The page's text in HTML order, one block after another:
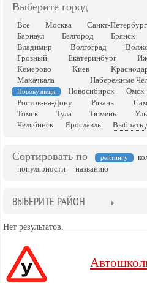
Выберите город
Все Москва Санкт-Петербург
Барнаул
Белгород Брянск
Владимир
Волгоград
Грозный
Екатеринбург
Кемерово
Киев
Махачкала
Набережные
Новокузнецк Новосибирск Омск
Ростов-на-Дону
Рязань
Томск
Тула Тюмень
Челябинск
Ярославль Выбрать
Сортировать по рейтингу
популярности
названию
ВЫБЕРИТЕ РАЙОН
Нет результатов.